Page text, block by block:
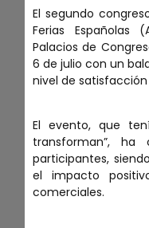
El segundo
Ferias Españolas
Palacios de
6 de julio con un
nivel de
El evento, que
transforman”,
participantes,
el impacto
comerciales.